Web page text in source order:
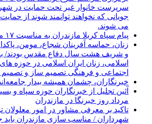
سرپرست خانوار غیر تحت حمایت در
جویانی که نخواهند توانمند شوند از
می شوند.
پیام سپاه کربلا مازندران به مناسبت ۱۷ مرداد روز خبرنگار
زنان، حماسه آفرینان شجاع، مومن،
و شریف هشت سال دفاع مقدس بودند/
اسلامی، زنان ایران اسلامی در حوزه
اجتماعی و فرهنگی تصمیم ساز و تصمیم
خبرنگاران، چشمان همیشه بیدار
مرداد روز خبرنگا در مازندران
تاکید بر معرفی مشاور در امور معلولان
شهرداران / مناسب سازی مازندران